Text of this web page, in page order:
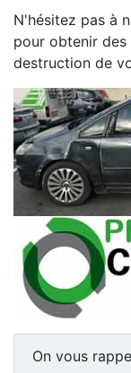
N'hésitez pas à
pour obtenir des
destruction de
On vous